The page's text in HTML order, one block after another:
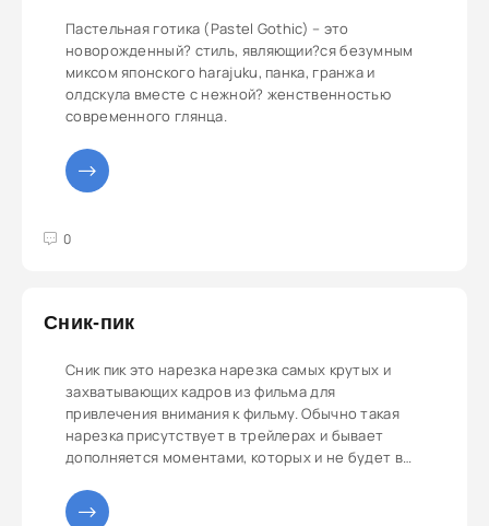
Пастельная готика (Pastel Gothic) – это
новорожденный? стиль, являющии?ся безумным
миксом японского harajuku, панка, гранжа и
олдскула вместе с нежной? женственностью
современного глянца.
0
5
Сник-пик
Сник пик это нарезка нарезка самых крутых и
захватывающих кадров из фильма для
привлечения внимания к фильму. Обычно такая
нарезка присутствует в трейлерах и бывает
дополняется моментами, которых и не будет в